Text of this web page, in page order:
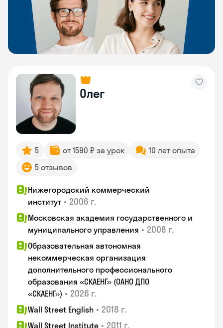
Олег
5 от 1590 ₽ за урок
10 лет опыта
5 отзывов
Нижегородский коммерческий
институт • 2006 г.
Московская академия государственного и
муниципального управления • 2008 г.
Образовательная автономная
некоммерческая организация
дополнительного профессионального
образования «СКАЕНГ» (ОАНО ДПО
«СКАЕНГ») • 2026 г.
Wall Street English • 2018 г.
Wall Street Institute • 2011 г.